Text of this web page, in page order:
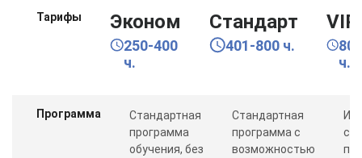
Тарифы Эконом
250-400
ч.
Стандарт
401-800 ч.
VIP
ч.
Программа
Стандартная
программа
обучения, без
Стандартная
программа с
возможностью